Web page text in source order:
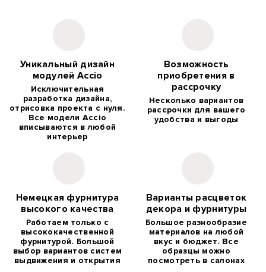
Уникальный дизайн
модулей Accio
Исключительная
разработка дизайна,
отрисовка проекта с нуля.
Все модели Accio
вписываются в любой
интерьер
Возможность
приобретения в
рассрочку
Несколько вариантов
рассрочки для вашего
удобства и выгоды
Немецкая фурнитура
высокого качества
Работаем только с
высококачественной
фурнитурой. Большой
выбор вариантов систем
выдвижения и открытия
Варианты расцветок
декора и фурнитуры
Большое разнообразие
материалов на любой
вкус и бюджет. Все
образцы можно
посмотреть в салонах